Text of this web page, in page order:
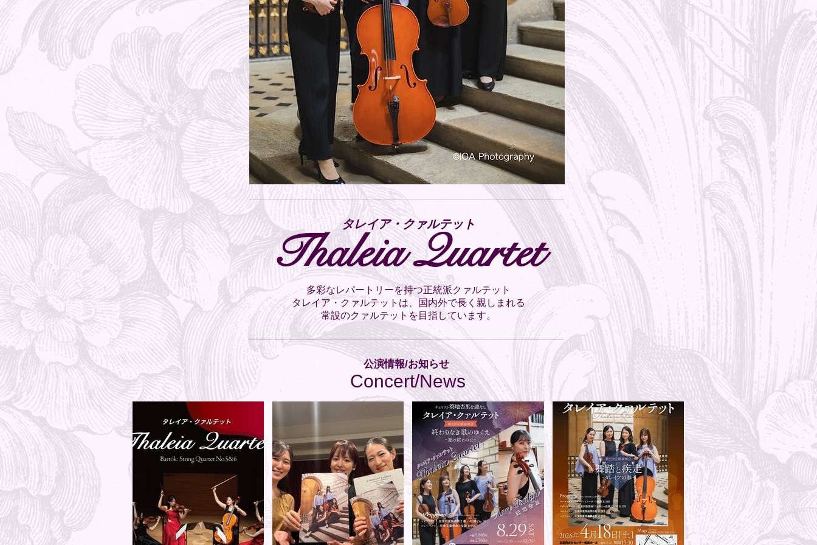
Thaleia Quartet
​タレイア・クァルテット
​多彩なレパートリーを持つ正統派クァルテット
タレイア・クァルテットは、国内外で長く親しまれる
常設のクァルテットを目指しています。
​公演情報/お知らせ
​Concert/News